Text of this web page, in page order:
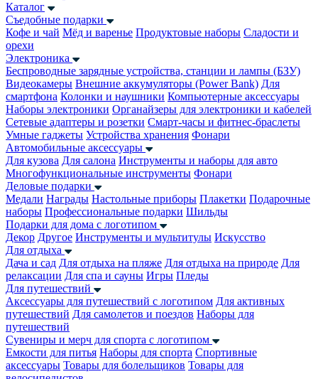
Каталог
Съедобные подарки
Кофе и чай Мёд и варенье Продуктовые наборы Сладости и
орехи
Электроника
Беспроводные зарядные устройства, станции и лампы (БЗУ)
Видеокамеры Внешние аккумуляторы (Power Bank) Для
смартфона Колонки и наушники Компьютерные аксессуары
Наборы электроники Органайзеры для электроники и кабелей
Сетевые адаптеры и розетки Смарт-часы и фитнес-браслеты
Умные гаджеты Устройства хранения Фонари
Автомобильные аксессуары
Для кузова Для салона Инструменты и наборы для авто
Многофункциональные инструменты Фонари
Деловые подарки
Медали Награды Настольные приборы Плакетки Подарочные
наборы Профессиональные подарки Шильды
Подарки для дома с логотипом
Декор Другое Инструменты и мультитулы Искусство
Для отдыха
Дача и сад Для отдыха на пляже Для отдыха на природе Для
релаксации Для спа и сауны Игры Пледы
Для путешествий
Аксессуары для путешествий с логотипом Для активных
путешествий Для самолетов и поездов Наборы для
путешествий
Сувениры и мерч для спорта с логотипом
Емкости для питья Наборы для спорта Спортивные
аксессуары Товары для болельщиков Товары для